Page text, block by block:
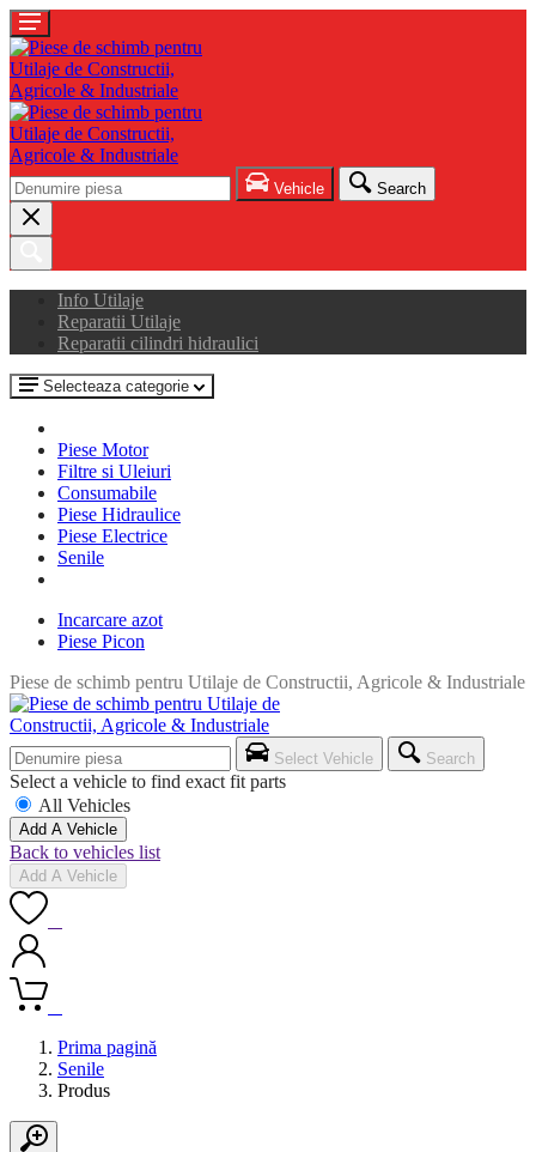
Vehicle Search
Info Utilaje
Reparatii Utilaje
Reparatii cilindri hidraulici
Selecteaza categorie
Piese Motor
Filtre si Uleiuri
Consumabile
Piese Hidraulice
Piese Electrice
Senile
Incarcare azot
Piese Picon
Piese de schimb pentru Utilaje de Constructii, Agricole & Industriale
Select Vehicle Search
Select a vehicle to find exact fit parts
All Vehicles
Add A Vehicle
Back to vehicles list
Add A Vehicle
Prima pagină
Senile
Produs